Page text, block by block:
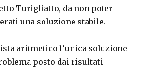
Turigliatto, da non poter
una soluzione stabile.
aritmetico l’unica soluzione
posto dai risultati